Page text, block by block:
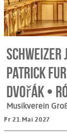
Schweizer
Patrick
Dvořák •
Musikverein
Fr 21.Mai 2027